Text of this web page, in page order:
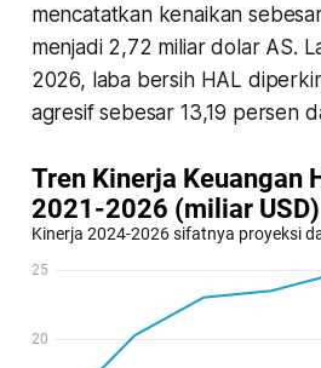
mencatatkan kenaikan
menjadi 2,72 miliar dolar AS.
2026, laba bersih HAL
agresif sebesar 13,19 persen